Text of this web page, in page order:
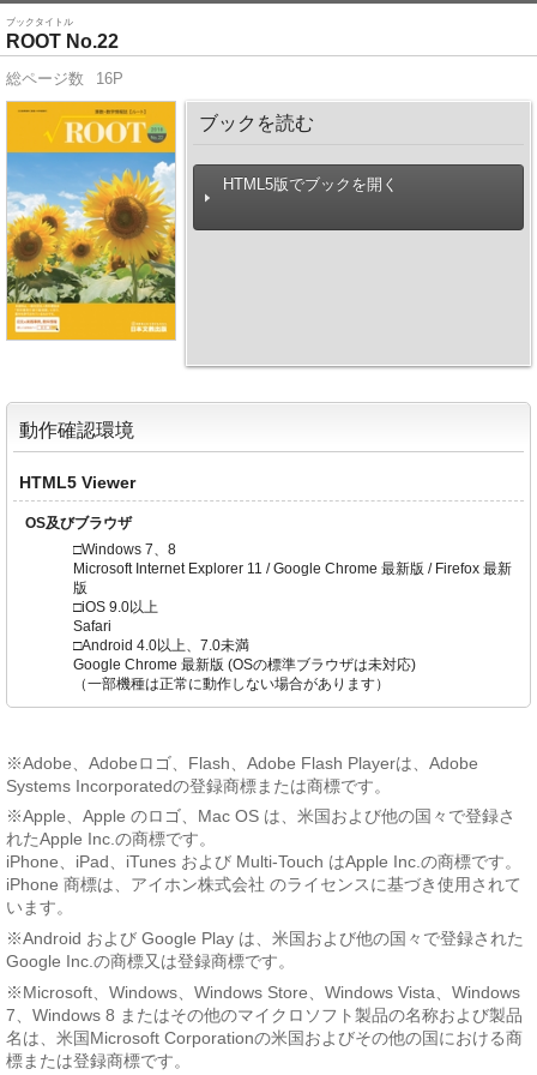
ブックタイトル
ROOT No.22
総ページ数 16P
ブックを読む
HTML5版でブックを開く
動作確認環境
HTML5 Viewer
OS及びブラウザ
□Windows 7、8
Microsoft Internet Explorer 11 / Google Chrome 最新版 / Firefox 最新
版
□iOS 9.0以上
Safari
□Android 4.0以上、7.0未満
Google Chrome 最新版 (OSの標準ブラウザは未対応)
（一部機種は正常に動作しない場合があります）
※Adobe、Adobeロゴ、Flash、Adobe Flash Playerは、Adobe
Systems Incorporatedの登録商標または商標です。
※Apple、Apple のロゴ、Mac OS は、米国および他の国々で登録さ
れたApple Inc.の商標です。
iPhone、iPad、iTunes および Multi-Touch はApple Inc.の商標です。
iPhone 商標は、アイホン株式会社 のライセンスに基づき使用されて
います。
※Android および Google Play は、米国および他の国々で登録された
Google Inc.の商標又は登録商標です。
※Microsoft、Windows、Windows Store、Windows Vista、Windows
7、Windows 8 またはその他のマイクロソフト製品の名称および製品
名は、米国Microsoft Corporationの米国およびその他の国における商
標または登録商標です。